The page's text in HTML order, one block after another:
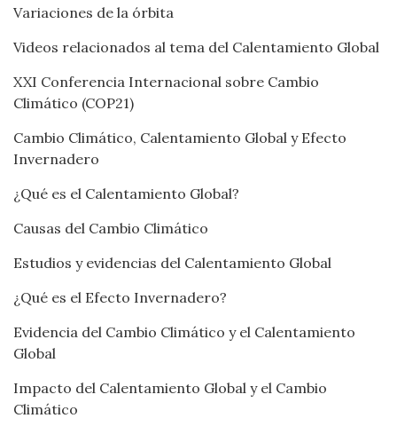
Variaciones de la órbita
Videos relacionados al tema del Calentamiento Global
XXI Conferencia Internacional sobre Cambio
Climático (COP21)
Cambio Climático, Calentamiento Global y Efecto
Invernadero
¿Qué es el Calentamiento Global?
Causas del Cambio Climático
Estudios y evidencias del Calentamiento Global
¿Qué es el Efecto Invernadero?
Evidencia del Cambio Climático y el Calentamiento
Global
Impacto del Calentamiento Global y el Cambio
Climático